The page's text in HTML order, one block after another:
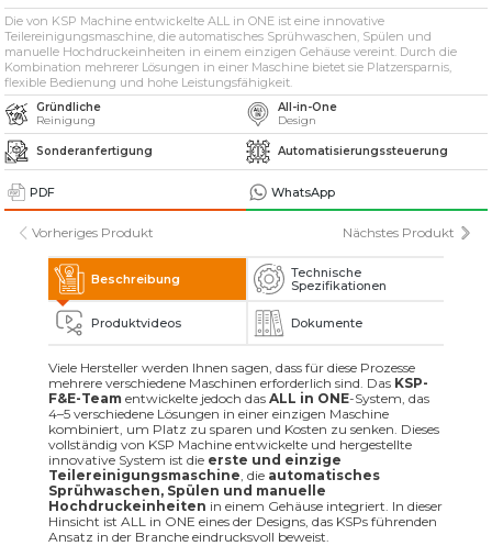
Teilewaschmaschinen
» Industrielle Sandstrahlmaschinen
» Weitere Maschinen und Ausrüstungen
Alle Rechte vorbehalten. Sämtliche auf dieser Website verwendeten Inhalte und
visuellen Elemente
gehören der KSP Machine, und eine unbefugte Nutzung kann rechtliche Schritte
Die von KSP Machine entwickelte ALL in ONE ist eine innovative
Teilereinigungsmaschine, die automatisches Sprühwaschen, Spülen und
manuelle Hochdruckeinheiten in einem einzigen Gehäuse vereint. Durch die
Kombination mehrerer Lösungen in einer Maschine bietet sie Platzersparnis,
flexible Bedienung und hohe Leistungsfähigkeit.
Gründliche
Reinigung
All-in-One
Design
Sonderanfertigung Automatisierungssteuerung
PDF WhatsApp
Vorheriges Produkt Nächstes Produkt
Beschreibung
Technische
Spezifikationen
Produktvideos Dokumente
Viele Hersteller werden Ihnen sagen, dass für diese Prozesse
mehrere verschiedene Maschinen erforderlich sind. Das KSP-
F&E-Team entwickelte jedoch dasALL in ONE-System, das
4–5 verschiedene Lösungen in einer einzigen Maschine
kombiniert, um Platz zu sparen und Kosten zu senken. Dieses
vollständig von KSP Machine entwickelte und hergestellte
innovative System ist die erste und einzige
Teilereinigungsmaschine, die automatisches
Sprühwaschen, Spülen und manuelle
Hochdruckeinheiten in einem Gehäuse integriert. In dieser
Hinsicht ist ALL in ONE eines der Designs, das KSPs führenden
Ansatz in der Branche eindrucksvoll beweist.